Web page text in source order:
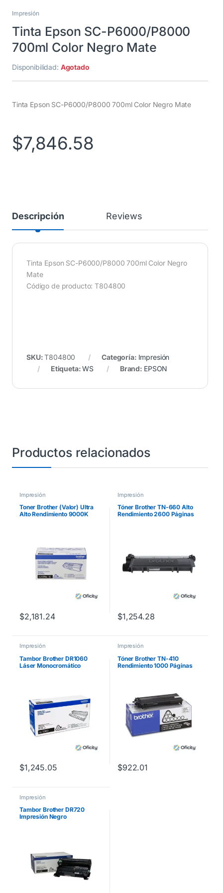
Impresión
Tinta Epson SC-P6000/P8000
700ml Color Negro Mate
Disponibilidad: Agotado
Tinta Epson SC-P6000/P8000 700ml Color Negro Mate
$7,846.58
Descripción Reviews
Tinta Epson SC-P6000/P8000 700ml Color Negro
Mate
Código de producto: T804800
SKU:T804800 Categoría: Impresión
Etiqueta:WS Brand: EPSON
Productos relacionados
Impresión
Toner Brother (Valor) Ultra
Alto Rendimiento 9000K
$2,181.24
Impresión
Tóner Brother TN-660 Alto
Rendimiento 2600 Páginas
$1,254.28
Impresión
Tambor Brother DR1060
Láser Monocromático
$1,245.05
Impresión
Tóner Brother TN-410
Rendimiento 1000 Páginas
$922.01
Impresión
Tambor Brother DR720
Impresión Negro